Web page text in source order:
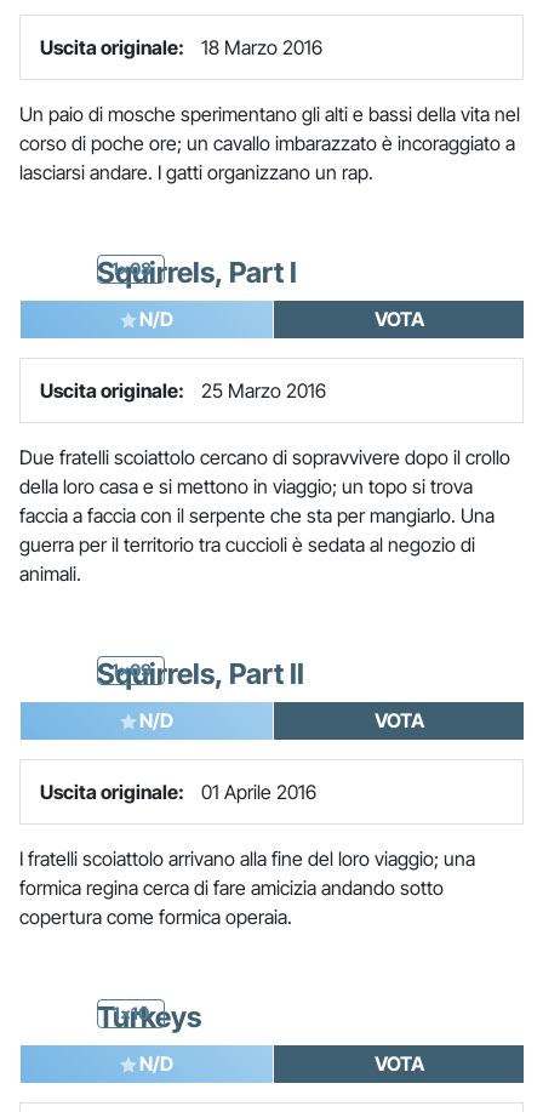
Uscita originale: 18 Marzo 2016
Un paio di mosche sperimentano gli alti e bassi della vita nel
corso di poche ore; un cavallo imbarazzato è incoraggiato a
lasciarsi andare. I gatti organizzano un rap.
1x08
Squirrels, Part I
N/D VOTA
Uscita originale: 25 Marzo 2016
Due fratelli scoiattolo cercano di sopravvivere dopo il crollo
della loro casa e si mettono in viaggio; un topo si trova
faccia a faccia con il serpente che sta per mangiarlo. Una
guerra per il territorio tra cuccioli è sedata al negozio di
animali.
1x09
Squirrels, Part II
N/D VOTA
Uscita originale: 01 Aprile 2016
I fratelli scoiattolo arrivano alla fine del loro viaggio; una
formica regina cerca di fare amicizia andando sotto
copertura come formica operaia.
1x10
Turkeys
N/D VOTA